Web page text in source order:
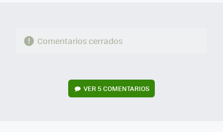
Comentarios cerrados
VER5 COMENTARIOS